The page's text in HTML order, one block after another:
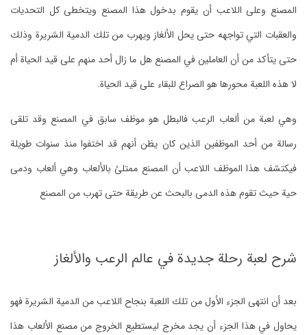
المصنع وعلى اللاعب أن يقوم بدخول هذا المصنع ويتخطى كل التحديات
والعقبات التي تواجهه حتى يحل الألغاز ويهرب من تلك الدمية الشريرة وذلك
حتى يتأكد من أن العاملين في المصنع هل ما زال أحد منهم على قيد الحياة أم
لا هذه اللعبة محورها هو الصراع للبقاء على قيد الحياة.
وهي لعبة من ألعاب الرعب فالبطل هو موظف سابق في المصنع وقد تلقى
رسالة من أحد الموظفين الذين كان يظن أنهم قد اختفوا منذ سنوات طويلة
فيكتشف هذا الموظف اللاعب أن المصنع ممتلئ بالألعاب وهي ألعاب ودمى
حية حيث تقوم هذه الدمى بالبحث عن طريقة حتى تهرب من المصنع
شرح لعبة رحلة جديدة في عالم الرعب والألغاز
بعد أن انتهى الجزء الأول من تلك اللعبة بنجاح اللاعب من الدمية الشريرة فهو
يحاول في هذا الجزء أن يجد مخرج ليستطيع الخروج من مصنع الألعاب هذا